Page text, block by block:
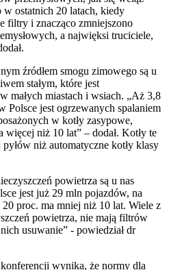
w ostatnich 20 latach, kiedy
filtry i znacząco zmniejszono
a najwięksi truciciele,
źródłem smogu zimowego są u
stałym, które jest
małych miastach i wsiach. „Aż 3,8
Polsce jest ogrzewanych spalaniem
w kotły zasypowe,
więcej niż 10 lat” – dodał. Kotły te
niż automatyczne kotły klasy
powietrza są u nas
jest już 29 mln pojazdów, na
20 proc. ma mniej niż 10 lat. Wiele z
powietrza, nie mają filtrów
usuwanie” - powiedział dr
wynika, że normy dla